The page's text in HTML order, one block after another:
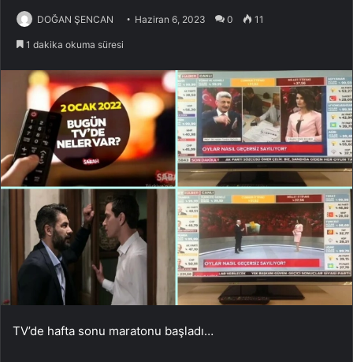
DOĞAN ŞENCAN Haziran 6, 2023 0 11
1 dakika okuma süresi
TV’de hafta sonu maratonu başladı…